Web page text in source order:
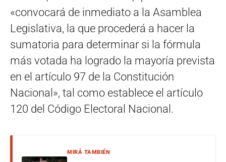
«convocará de inmediato a la Asamblea
Legislativa, la que procederá a hacer la
sumatoria para determinar si la fórmula
más votada ha logrado la mayoría prevista
en el artículo 97 de la Constitución
Nacional», tal como establece el artículo
120 del Código Electoral Nacional.
MIRÁ TAMBIÉN